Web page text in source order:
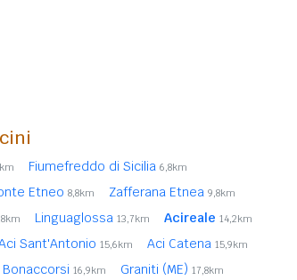
Fiumefreddo di Sicilia 6,8km
Etneo 8,8km Zafferana Etnea 9,8km
Linguaglossa 13,7km Acireale 14,2km
Sant'Antonio 15,6km Aci Catena 15,9km
Bonaccorsi 16,9km Graniti (ME) 17,8km